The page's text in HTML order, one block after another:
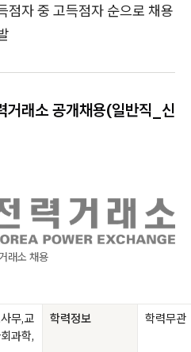
점자 중 고득점자 순으로 채용
래소 공개채용(일반직_신
래소 채용
무,교
과학,
학력정보 학력무관